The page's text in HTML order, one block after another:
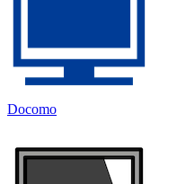
Docomo